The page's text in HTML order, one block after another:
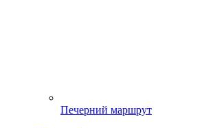
Печерний маршрут